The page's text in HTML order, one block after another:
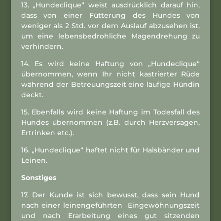
13. „Hundeclique“ weist ausdrücklich darauf hin,
dass von einer Fütterung des Hundes von
weniger als 2 Std. vor dem Auslauf abzusehen ist,
um eine lebensbedrohliche Magendrehung zu
verhindern.
14. Es wird keine Haftung von „Hundeclique“
übernommen, wenn Ihr nicht kastrierter Rüde
während der Betreuungszeit eine läufige Hündin
deckt.
15. Ebenfalls wird keine Haftung im Todesfall des
Hundes übernommen (z.B. durch Herzversagen,
Ertrinken etc.).
16. „Hundeclique“ haftet nicht für Halsbänder und
Leinen.
Sonstiges
17. Der Kunde ist sich bewusst, dass sein Hund
nach einer leinengeführten Eingewöhnungszeit
und nach Erarbeitung eines gut sitzenden